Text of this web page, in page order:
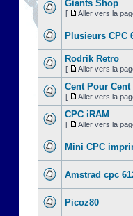
Giants Shop
[ Aller vers la
Plusieurs CPC
Rodrik Retro
[ Aller vers la
Cent Pour Cent
[ Aller vers la
CPC iRAM
[ Aller vers la
Mini CPC
Amstrad cpc
Picoz80